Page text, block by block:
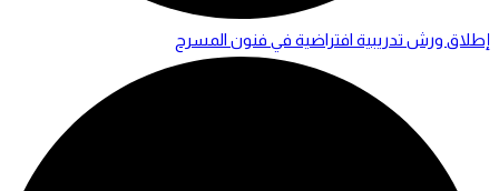
إطلاق ورش تدريبية افتراضية في فنون المسرح